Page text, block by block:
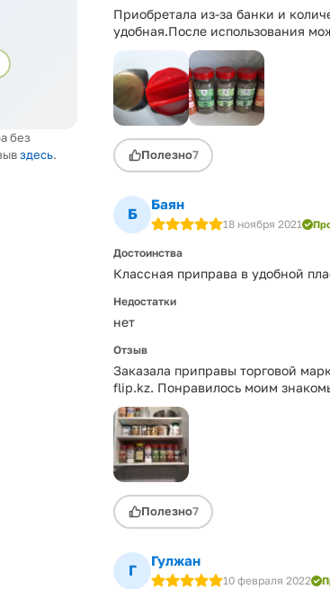
без
здесь.
Приобретала из-за банки и
удобная.После использования
Полезно7
Б
Баян
18 ноября 2021
Достоинства
Классная приправа в удобной
Недостатки
нет
Отзыв
Заказала приправы торговой
flip.kz. Понравилось моим
Полезно7
Г
Гулжан
10 февраля 2022